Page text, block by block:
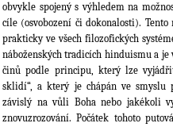
obvykle spojený s výhledem na
cíle (osvobození či dokonalosti).
prakticky ve všech filozofických
náboženských tradicích hinduismu a
činů podle principu, který lze
sklidí“, a který je chápán ve smyslu
závislý na vůli Boha nebo jakékoli
znovuzrozování. Počátek tohoto